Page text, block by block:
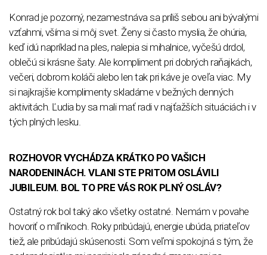
Konrad je pozorný, nezamestnáva sa príliš sebou ani bývalými
vzťahmi, všíma si môj svet. Ženy si často myslia, že ohúria,
keď idú napríklad na ples, nalepia si mihalnice, vyčešú drdol,
oblečú si krásne šaty. Ale kompliment pri dobrých raňajkách,
večeri, dobrom koláči alebo len tak pri káve je oveľa viac. My
si najkrajšie komplimenty skladáme v bežných denných
aktivitách. Ľudia by sa mali mať radi v najťažších situáciách i v
tých plných lesku.
ROZHOVOR VYCHÁDZA KRÁTKO PO VAŠICH
NARODENINÁCH. VLANI STE PRITOM OSLÁVILI
JUBILEUM. BOL TO PRE VÁS ROK PLNÝ OSLÁV?
Ostatný rok bol taký ako všetky ostatné. Nemám v povahe
hovoriť o míľnikoch. Roky pribúdajú, energie ubúda, priateľov
tiež, ale pribúdajú skúsenosti. Som veľmi spokojná s tým, že